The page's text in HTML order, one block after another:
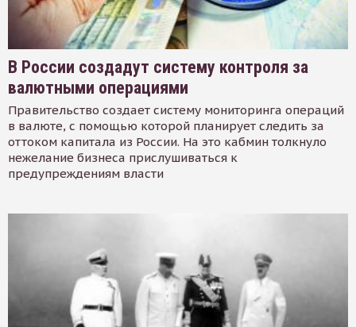
В России создадут систему контроля за
валютными операциями
Правительство создает систему мониторинга операций
в валюте, с помощью которой планирует следить за
оттоком капитала из России. На это кабмин толкнуло
нежелание бизнеса прислушиваться к
предупреждениям власти